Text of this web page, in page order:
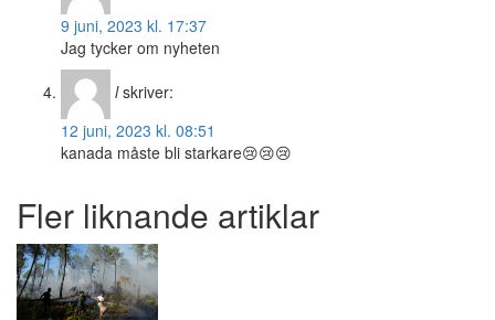
9 juni, 2023 kl. 17:37
Jag tycker om nyheten
l skriver:
12 juni, 2023 kl. 08:51
kanada måste bli starkare😢😢😢
Fler liknande artiklar